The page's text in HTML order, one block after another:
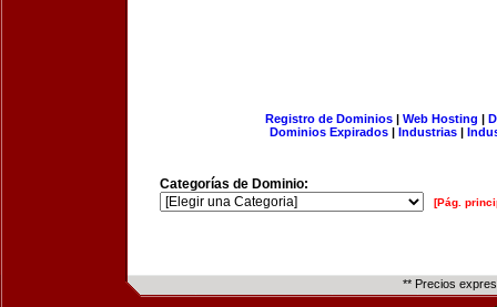
Registro de Dominios| Web Hosting |
Dominios Expirados | Industrias |
Categorías de Dominio:
[Pág.
** Precios